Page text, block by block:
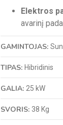
Elektros
avarinį
GAMINTOJAS:
TIPAS: Hibridinis
GALIA: 25 kW
SVORIS: 38 Kg